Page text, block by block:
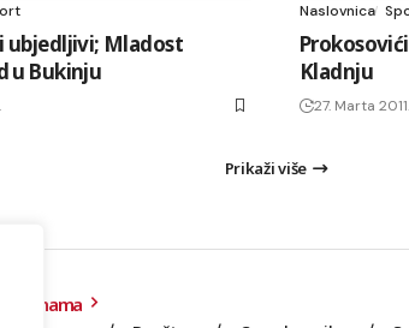
ubjedljivi; Mladost
u Bukinju
Naslovnica
Kladnju
27. Marta 2011.
Prikaži više
O nama